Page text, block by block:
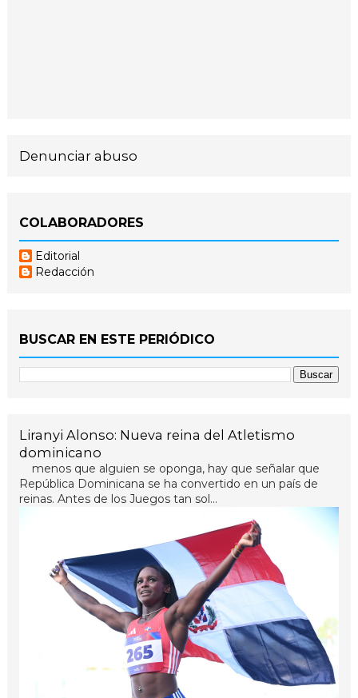
Denunciar abuso
COLABORADORES
Editorial
Redacción
BUSCAR EN ESTE PERIÓDICO
Liranyi Alonso: Nueva reina del Atletismo
dominicano
menos que alguien se oponga, hay que señalar que
República Dominicana se ha convertido en un país de
reinas. Antes de los Juegos tan sol...